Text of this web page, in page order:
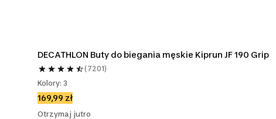
(7201)
Kolory: 3
169,99 zł
Otrzymaj jutro